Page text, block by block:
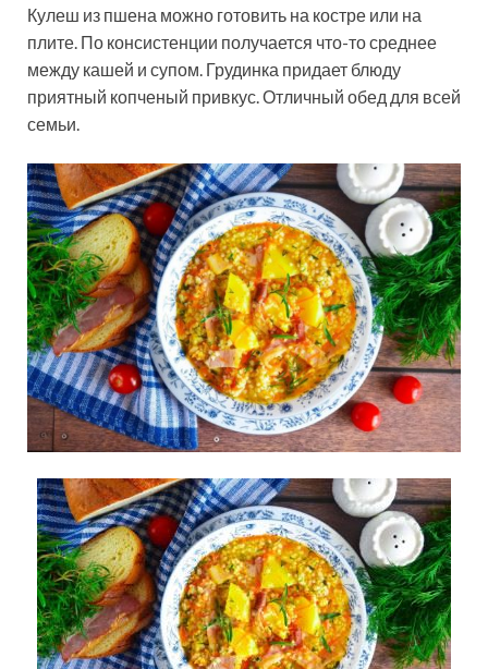
Кулеш из пшена можно готовить на костре или на
плите. По консистенции получается что-то среднее
между кашей и супом. Грудинка придает блюду
приятный копченый привкус. Отличный обед для всей
семьи.